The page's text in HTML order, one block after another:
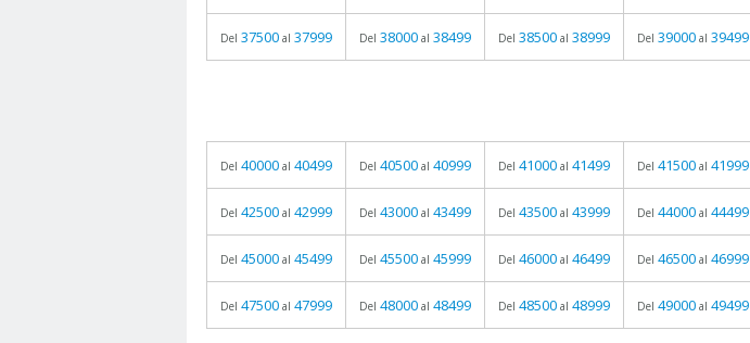
Del 37500 al 37999 Del 38000 al 38499 Del 38500 al 38999 Del 39000 al 39499
Del 40000 al 40499 Del 40500 al 40999 Del 41000 al 41499 Del 41500 al 41999
Del 42500 al 42999 Del 43000 al 43499 Del 43500 al 43999 Del 44000 al 44499
Del 45000 al 45499 Del 45500 al 45999 Del 46000 al 46499 Del 46500 al 46999
Del 47500 al 47999 Del 48000 al 48499 Del 48500 al 48999 Del 49000 al 49499